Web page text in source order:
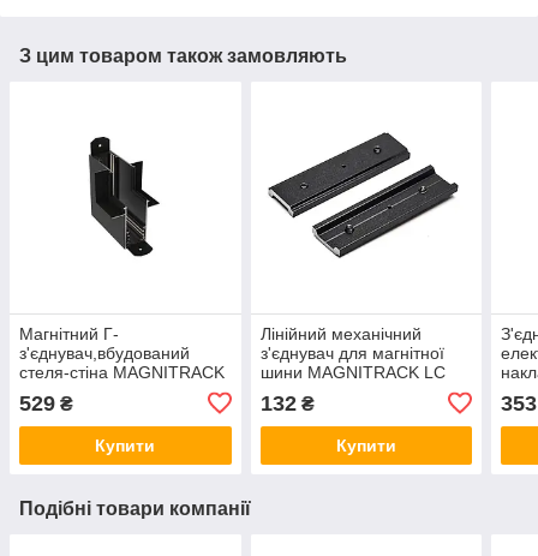
З цим товаром також замовляють
Магнітний Г-
з'єднувач,вбудований
стеля-стіна MAGNITRACK
LC 48V LTR-EMT482-V-in
529 ₴
Купити
Лінійний механічний
з'єднувач для магнітної
шини MAGNITRACK LC
132₴
Купити
353
Подібні товари компанії